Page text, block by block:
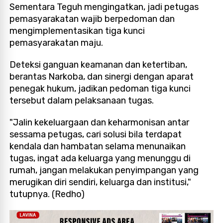
Sementara Teguh mengingatkan, jadi petugas
pemasyarakatan wajib berpedoman dan
mengimplementasikan tiga kunci
pemasyarakatan maju.
Deteksi ganguan keamanan dan ketertiban,
berantas Narkoba, dan sinergi dengan aparat
penegak hukum, jadikan pedoman tiga kunci
tersebut dalam pelaksanaan tugas.
"Jalin kekeluargaan dan keharmonisan antar
sessama petugas, cari solusi bila terdapat
kendala dan hambatan selama menunaikan
tugas, ingat ada keluarga yang menunggu di
rumah, jangan melakukan penyimpangan yang
merugikan diri sendiri, keluarga dan institusi,"
tutupnya. (Redho)